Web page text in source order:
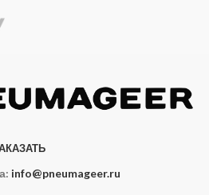
info@pneumageer.ru